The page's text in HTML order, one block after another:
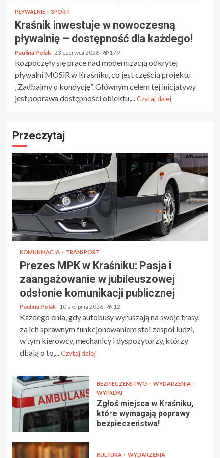
PŁYWALNIE SPORT
Kraśnik inwestuje w nowoczesną
pływalnię – dostępność dla każdego!
Paulina Polak 23 czerwca 2026 179
Rozpoczęły się prace nad modernizacją odkrytej
pływalni MOSiR w Kraśniku, co jest częścią projektu
„Zadbajmy o kondycję”. Głównym celem tej inicjatywy
jest poprawa dostępności obiektu,...Czytaj dalej
Przeczytaj
KOMUNIKACJA TRANSPORT
Prezes MPK w Kraśniku: Pasja i
zaangażowanie w jubileuszowej
odsłonie komunikacji publicznej
Paulina Polak 10 sierpnia 2026 12
Każdego dnia, gdy autobusy wyruszają na swoje trasy,
za ich sprawnym funkcjonowaniem stoi zespół ludzi,
w tym kierowcy, mechanicy i dyspozytorzy, którzy
dbają o to,...Czytaj dalej
BEZPIECZEŃSTWO
WYDARZENIA
WYPADKI
Zgłoś miejsca w Kraśniku,
które wymagają poprawy
bezpieczeństwa!
KULTURA WYDARZENIA